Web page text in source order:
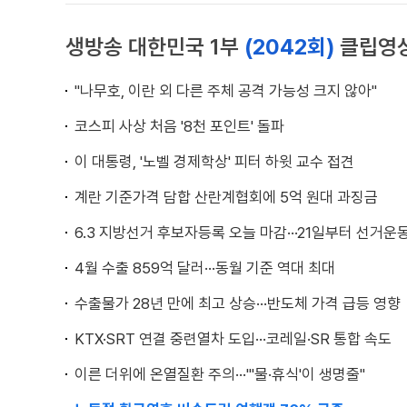
생방송 대한민국 1부 (2042회) 클립영
"나무호, 이란 외 다른 주체 공격 가능성 크지 않아"
코스피 사상 처음 '8천 포인트' 돌파
이 대통령, '노벨 경제학상' 피터 하윗 교수 접견
계란 기준가격 담합 산란계협회에 5억 원대 과징금
6.3 지방선거 후보자등록 오늘 마감···21일부터 선거운
4월 수출 859억 달러···동월 기준 역대 최대
수출물가 28년 만에 최고 상승···반도체 가격 급등 영향
KTX·SRT 연결 중련열차 도입···코레일·SR 통합 속도
이른 더위에 온열질환 주의···"'물·휴식'이 생명줄"